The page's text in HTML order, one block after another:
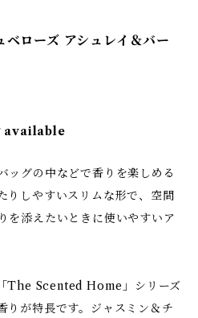
ローズ アシュレイ＆バー
available
ッグの中などで香りを楽しめる
りしやすいスリムな形で、空間
を添えたいときに使いやすいア
The Scented Home」シリーズ
りが特長です。ジャスミン＆チ